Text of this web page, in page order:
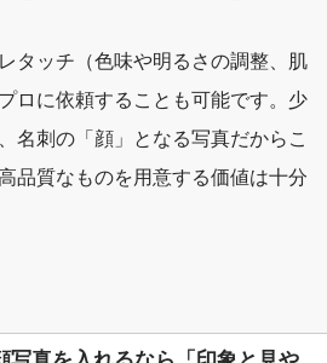
タッチ（色味や明るさの調整、肌
ロに依頼することも可能です。少
名刺の「顔」となる写真だからこ
品質なものを用意する価値は十分